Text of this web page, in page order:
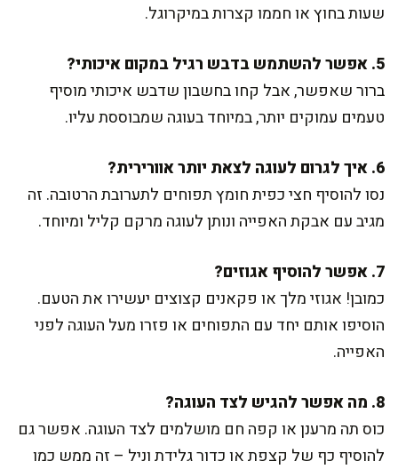
שעות בחוץ או חממו קצרות במיקרוגל.
5. אפשר להשתמש בדבש רגיל במקום איכותי?
ברור שאפשר, אבל קחו בחשבון שדבש איכותי מוסיף
טעמים עמוקים יותר, במיוחד בעוגה שמבוססת עליו.
6. איך לגרום לעוגה לצאת יותר אוורירית?
נסו להוסיף חצי כפית חומץ תפוחים לתערובת הרטובה. זה
מגיב עם אבקת האפייה ונותן לעוגה מרקם קליל ומיוחד.
7. אפשר להוסיף אגוזים?
כמובן! אגוזי מלך או פקאנים קצוצים יעשירו את הטעם.
הוסיפו אותם יחד עם התפוחים או פזרו מעל העוגה לפני
האפייה.
8. מה אפשר להגיש לצד העוגה?
כוס תה מרענן או קפה חם מושלמים לצד העוגה. אפשר גם
להוסיף כף של קצפת או כדור גלידת וניל – זה ממש כמו